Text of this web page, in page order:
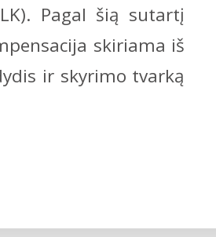
Pagal šią sutartį
skiriama iš
ir skyrimo tvarką